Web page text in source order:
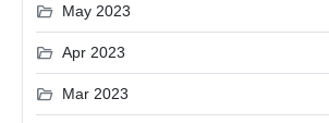
folder_open May 2023
folder_open Apr 2023
folder_open Mar 2023